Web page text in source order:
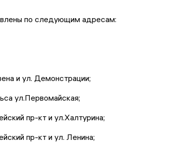
по следующим адресам:
и ул. Демонстрации;
ул.Первомайская;
пр-кт и ул.Халтурина;
пр-кт и ул. Ленина;